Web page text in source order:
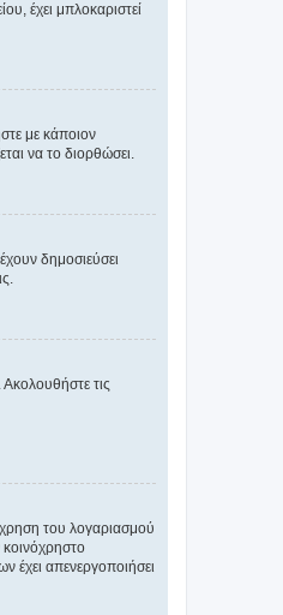
έχει μπλοκαριστεί
με κάποιον
να το διορθώσει.
δημοσιεύσει
. Ακολουθήστε τις
του λογαριασμού
έχει απενεργοποιήσει